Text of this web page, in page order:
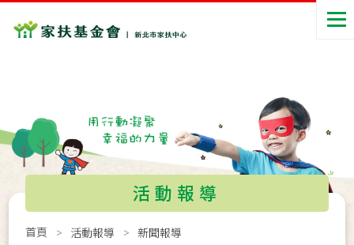
活動報導
首頁 活動報導
新聞報導